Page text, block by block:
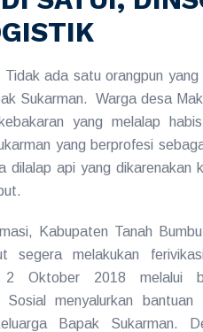
ada satu orangpun yang
Sukarman. Warga desa
yang melalap
yang berprofesi
dilalap api yang
Kabupaten Tanah
segera melakukan
2 Oktober 2018 melalui
Sosial menyalurkan bantuan
Bapak Sukarman.